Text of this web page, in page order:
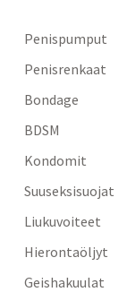
Penispumput
Penisrenkaat
Bondage
BDSM
Kondomit
Suuseksisuojat
Liukuvoiteet
Hierontaöljyt
Geishakuulat